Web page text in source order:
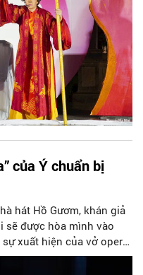
của Ý chuẩn bị
hát Hồ Gươm, khán giả
sẽ được hòa mình vào
xuất hiện của vở opera